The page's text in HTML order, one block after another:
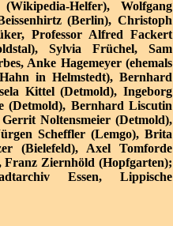
Helfer), Wolfgang
(Berlin), Christoph
Professor Alfred Fackert
Sylvia Früchel, Sam
Anke Hagemeyer (ehemals
in Helmstedt), Bernhard
Kittel (Detmold), Ingeborg
(Detmold), Bernhard Liscutin
Noltensmeier (Detmold),
Scheffler (Lemgo), Brita
(Bielefeld), Axel Tomforde
Franz Ziernhöld (Hopfgarten);
Essen, Lippische